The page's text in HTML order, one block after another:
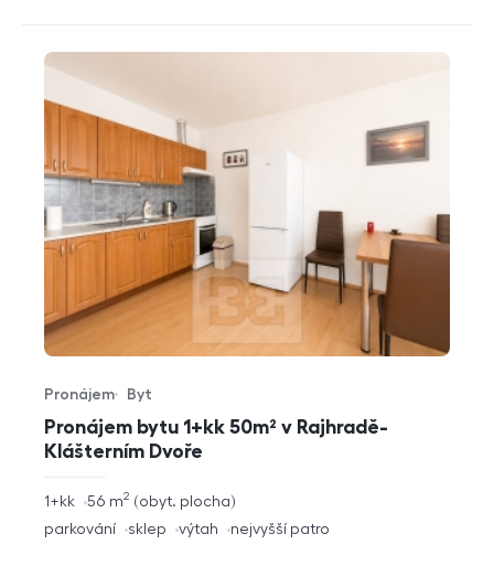
Pronájem bytu 1+kk 50m² v Rajhradě-
Klášterním Dvoře
Typ nabídky
Pronájem
Typ nemovitosti
Byt
rozměry
dispozice
1+kk obyt. plocha
56 m2
funkce
parkování sklep výtah nejvyšší patro